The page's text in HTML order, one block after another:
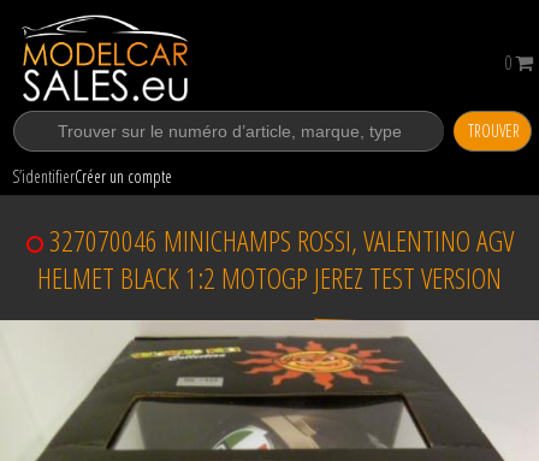
TROUVER
S’identifierCréer un compte
0
327070046 MINICHAMPS ROSSI, VALENTINO AGV
HELMET BLACK 1:2 MOTOGP JEREZ TEST VERSION
Vendu